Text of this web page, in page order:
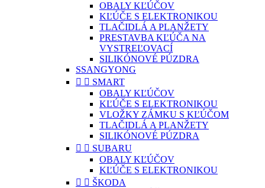
OBALY KĽÚČOV
KĽÚČE S ELEKTRONIKOU
TLAČIDLÁ A PLANŽETY
PRESTAVBA KĽÚČA NA
VYSTREĽOVACÍ
SILIKÓNOVÉ PÚZDRA
SSANGYONG
  SMART
OBALY KĽÚČOV
KĽÚČE S ELEKTRONIKOU
VLOŽKY ZÁMKU S KĽÚČOM
TLAČIDLÁ A PLANŽETY
SILIKÓNOVÉ PÚZDRA
  SUBARU
OBALY KĽÚČOV
KĽÚČE S ELEKTRONIKOU
  ŠKODA